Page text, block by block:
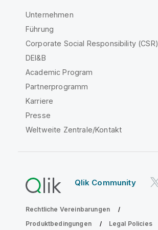
Unternehmen
Führung
Corporate Social Responsibility (CSR)
DEI&B
Academic Program
Partnerprogramm
Karriere
Presse
Weltweite Zentrale/Kontakt
Qlik Community
Rechtliche Vereinbarungen
Produktbedingungen
Legal Policies